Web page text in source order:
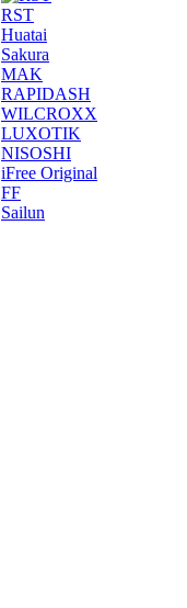
RST
Huatai
Sakura
MAK
RAPIDASH
WILCROXX
LUXOTIK
NISOSHI
iFree Original
FF
Sailun